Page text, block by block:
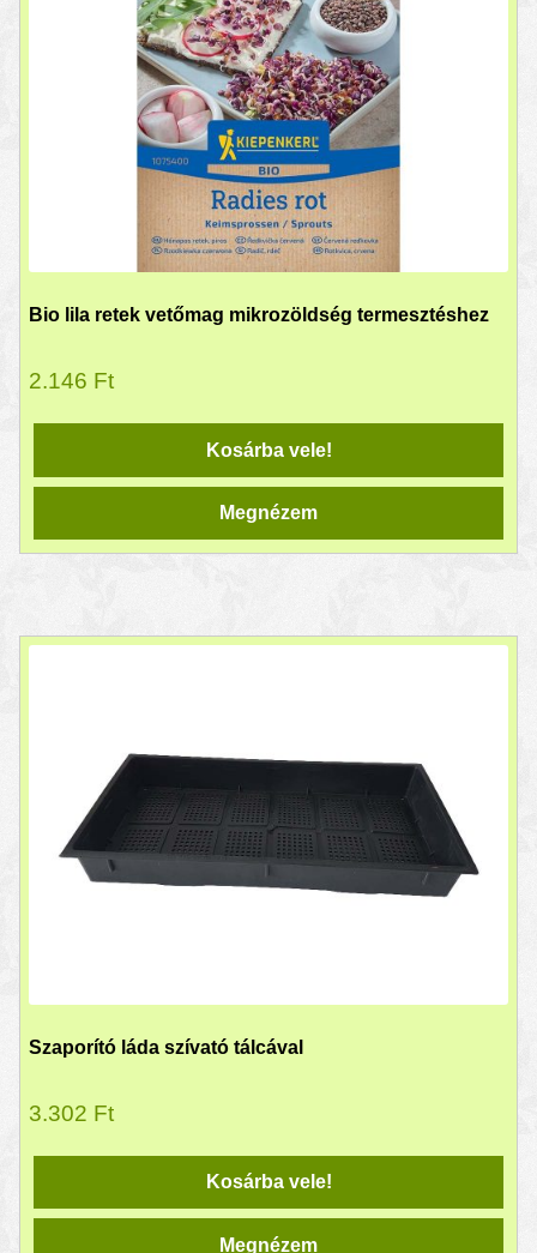
Bio lila retek vetőmag mikrozöldség termesztéshez
2.146 Ft
Kosárba vele!
Megnézem
Szaporító láda szívató tálcával
3.302 Ft
Kosárba vele!
Megnézem